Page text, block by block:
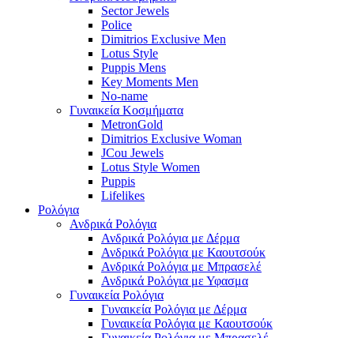
Sector Jewels
Police
Dimitrios Exclusive Men
Lotus Style
Puppis Mens
Key Moments Men
No-name
Γυναικεία Κοσμήματα
MetronGold
Dimitrios Exclusive Woman
JCou Jewels
Lotus Style Women
Puppis
Lifelikes
Ρολόγια
Ανδρικά Ρολόγια
Ανδρικά Ρολόγια με Δέρμα
Ανδρικά Ρολόγια με Καουτσούκ
Ανδρικά Ρολόγια με Μπρασελέ
Ανδρικά Ρολόγια με Υφασμα
Γυναικεία Ρολόγια
Γυναικεία Ρολόγια με Δέρμα
Γυναικεία Ρολόγια με Καουτσούκ